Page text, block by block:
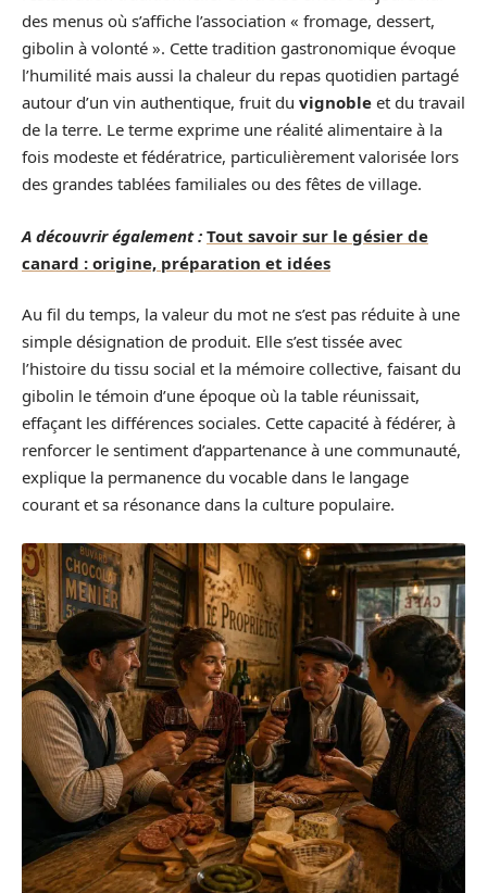
des menus où s’affiche l’association « fromage, dessert,
gibolin à volonté ». Cette tradition gastronomique évoque
l’humilité mais aussi la chaleur du repas quotidien partagé
autour d’un vin authentique, fruit du vignoble et du travail
de la terre. Le terme exprime une réalité alimentaire à la
fois modeste et fédératrice, particulièrement valorisée lors
des grandes tablées familiales ou des fêtes de village.
A découvrir également : Tout savoir sur le gésier de
canard : origine, préparation et idées
Au fil du temps, la valeur du mot ne s’est pas réduite à une
simple désignation de produit. Elle s’est tissée avec
l’histoire du tissu social et la mémoire collective, faisant du
gibolin le témoin d’une époque où la table réunissait,
effaçant les différences sociales. Cette capacité à fédérer, à
renforcer le sentiment d’appartenance à une communauté,
explique la permanence du vocable dans le langage
courant et sa résonance dans la culture populaire.